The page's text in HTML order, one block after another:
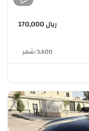
ريال 170,000
3,600
/شهر